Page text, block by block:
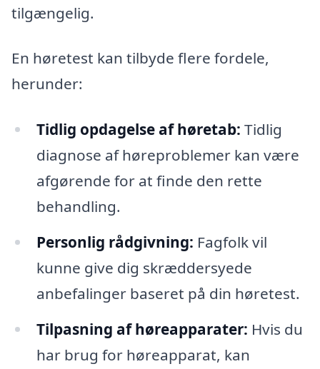
tilgængelig.
En høretest kan tilbyde flere fordele,
herunder:
Tidlig opdagelse af høretab: Tidlig
diagnose af høreproblemer kan være
afgørende for at finde den rette
behandling.
Personlig rådgivning: Fagfolk vil
kunne give dig skræddersyede
anbefalinger baseret på din høretest.
Tilpasning af høreapparater: Hvis du
har brug for høreapparat, kan